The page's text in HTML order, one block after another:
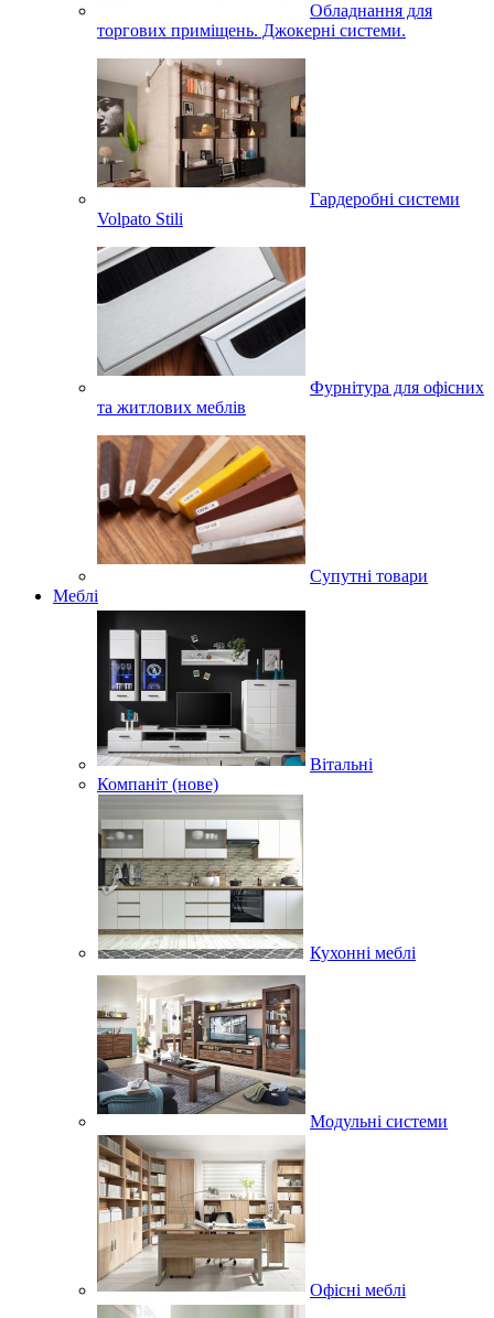
Обладнання для
торгових приміщень. Джокерні системи.
Гардеробні системи
Volpato Stili
Фурнітура для офісних
та житлових меблів
Супутні товари
Меблі
Вітальні
Компаніт (нове)
Кухонні меблі
Модульні системи
Офісні меблі